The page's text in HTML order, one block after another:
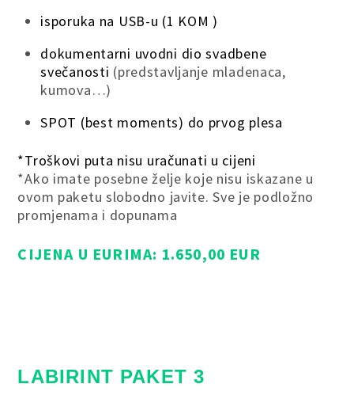
isporuka na USB-u (1 KOM )
dokumentarni uvodni dio svadbene
svečanosti (predstavljanje mladenaca,
kumova…)
SPOT (best moments) do prvog plesa
*Troškovi puta nisu uračunati u cijeni
*Ako imate posebne želje koje nisu iskazane u
ovom paketu slobodno javite. Sve je podložno
promjenama i dopunama
CIJENA U EURIMA: 1.650,00 EUR
LABIRINT PAKET 3